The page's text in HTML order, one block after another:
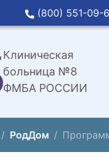
(800) 551-09-
Клиническая
больница №8
ФМБА РОССИИ
РодДом